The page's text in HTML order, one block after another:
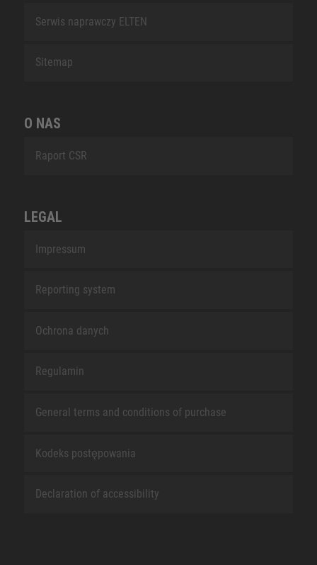
Serwis naprawczy ELTEN
Sitemap
O NAS
Raport CSR
LEGAL
Impressum
Reporting system
Ochrona danych
Regulamin
General terms and conditions of purchase
Kodeks postępowania
Declaration of accessibility